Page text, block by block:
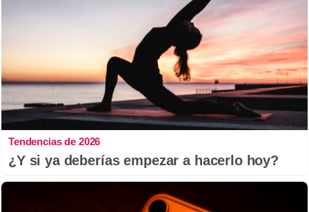
Tendencias de 2026
¿Y si ya deberías empezar a hacerlo hoy?